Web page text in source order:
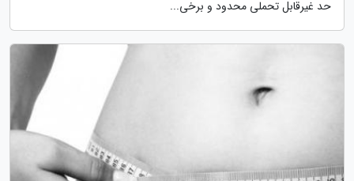
حد غیرقابل تحملی محدود و برخی...